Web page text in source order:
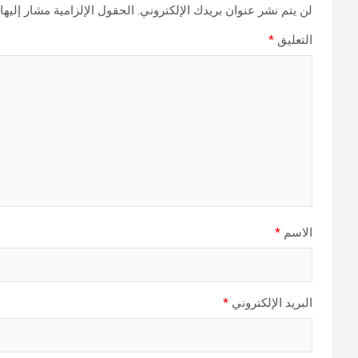
لن يتم نشر عنوان بريدك الإلكتروني. الحقول الإلزامية مشار
التعليق *
الاسم *
البريد الإلكتروني *